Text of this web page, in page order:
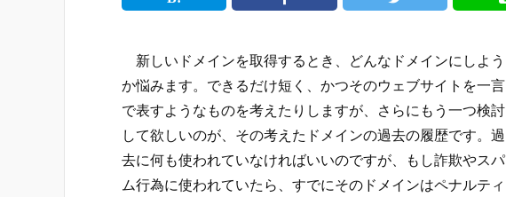
新しいドメインを取得するとき、どんなドメインにしよう
か悩みます。できるだけ短く、かつそのウェブサイトを一言
で表すようなものを考えたりしますが、さらにもう一つ検討
して欲しいのが、その考えたドメインの過去の履歴です。過
去に何も使われていなければいいのですが、もし詐欺やスパ
ム行為に使われていたら、すでにそのドメインはペナルティ